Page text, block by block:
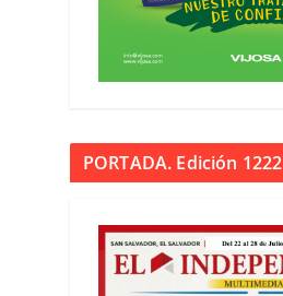
PORTADA. Edición 1222